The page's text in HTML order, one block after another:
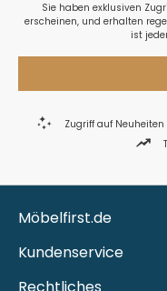
Sie haben exklusiven
erscheinen, und erhalten
ist
Zugriff auf Neuheiten
Möbelfirst.de
Kundenservice